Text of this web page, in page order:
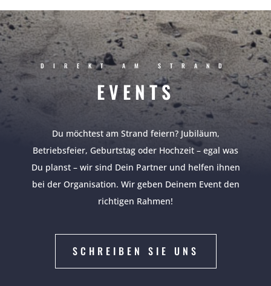
DIREKT AM STRAND
EVENTS
Du möchtest am Strand feiern? Jubiläum,
Betriebsfeier, Geburtstag oder Hochzeit – egal was
Du planst – wir sind Dein Partner und helfen ihnen
bei der Organisation. Wir geben Deinem Event den
richtigen Rahmen!
SCHREIBEN SIE UNS